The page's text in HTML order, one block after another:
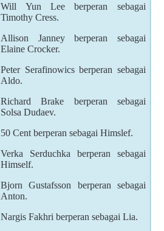
Will Yun Lee berperan sebagai
Timothy Cress.
Allison Janney berperan sebagai
Elaine Crocker.
Peter Serafinowics berperan sebagai
Aldo.
Richard Brake berperan sebagai
Solsa Dudaev.
50 Cent berperan sebagai Himslef.
Verka Serduchka berperan sebagai
Himself.
Bjorn Gustafsson berperan sebagai
Anton.
Nargis Fakhri berperan sebagai Lia.